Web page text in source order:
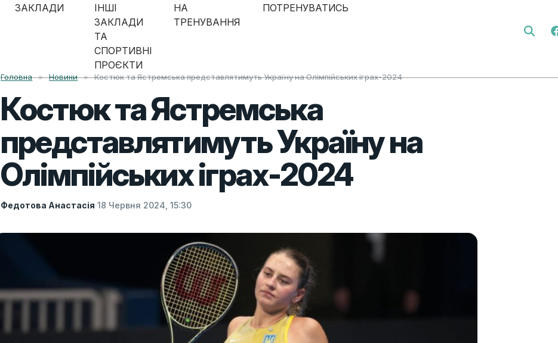
ЗАКЛАДИ
ІНШІ
ЗАКЛАДИ
ТА
СПОРТИВНІ
ПРОЄКТИ
НА
ТРЕНУВАННЯ
ПОТРЕНУВАТИСЬ
Головна » Новини » Костюк та Ястремська представлятимуть Україну на Олімпійських іграх-2024
Костюк та Ястремська
представлятимуть Україну на
Олімпійських іграх-2024
Федотова Анастасія·18 Червня 2024, 15:30